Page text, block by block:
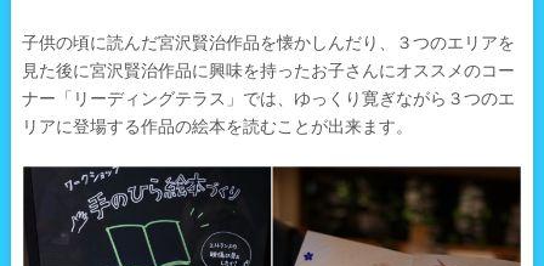
子供の頃に読んだ宮沢賢治作品を懐かしんだり、３つのエリアを
見た後に宮沢賢治作品に興味を持ったお子さんにオススメのコー
ナー「リーディングテラス」では、ゆっくり寛ぎながら３つのエ
リアに登場する作品の絵本を読むことが出来ます。